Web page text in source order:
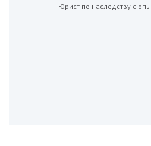
Юрист по наследству с